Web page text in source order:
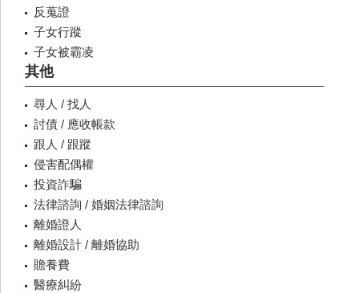
反蒐證
子女行蹤
子女被霸凌
其他
尋人 / 找人
討債 / 應收帳款
跟人 / 跟蹤
侵害配偶權
投資詐騙
法律諮詢 / 婚姻法律諮詢
離婚證人
離婚設計 / 離婚協助
贍養費
醫療糾紛